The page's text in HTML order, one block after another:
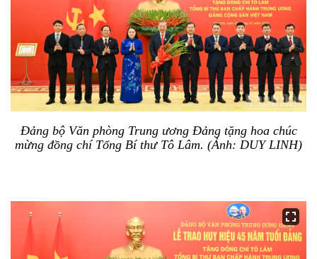
Đảng bộ Văn phòng Trung ương Đảng tặng hoa chúc
mừng đồng chí Tổng Bí thư Tô Lâm. (Ảnh: DUY LINH)